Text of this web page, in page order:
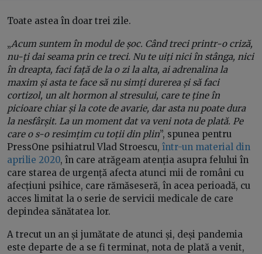
Toate astea în doar trei zile.
„Acum suntem în modul de șoc. Când treci printr-o criză,
nu-ți dai seama prin ce treci. Nu te uiți nici în stânga, nici
în dreapta, faci față de la o zi la alta, ai adrenalina la
maxim și asta te face să nu simți durerea și să faci
cortizol, un alt hormon al stresului, care te ține în
picioare chiar și la cote de avarie, dar asta nu poate dura
la nesfârșit. La un moment dat va veni nota de plată. Pe
care o s-o resimțim cu toții din plin”, spunea pentru
PressOne psihiatrul Vlad Stroescu, într-un material din
aprilie 2020, în care atrăgeam atenția asupra felului în
care starea de urgență afecta atunci mii de români cu
afecțiuni psihice, care rămăseseră, în acea perioadă, cu
acces limitat la o serie de servicii medicale de care
depindea sănătatea lor.
A trecut un an și jumătate de atunci și, deși pandemia
este departe de a se fi terminat, nota de plată a venit,